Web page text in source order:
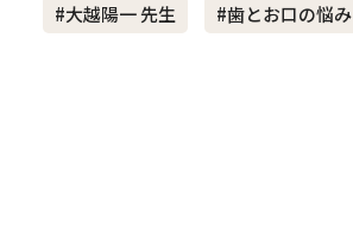
夫婦
#大越陽一 先生
#歯とお口の悩み